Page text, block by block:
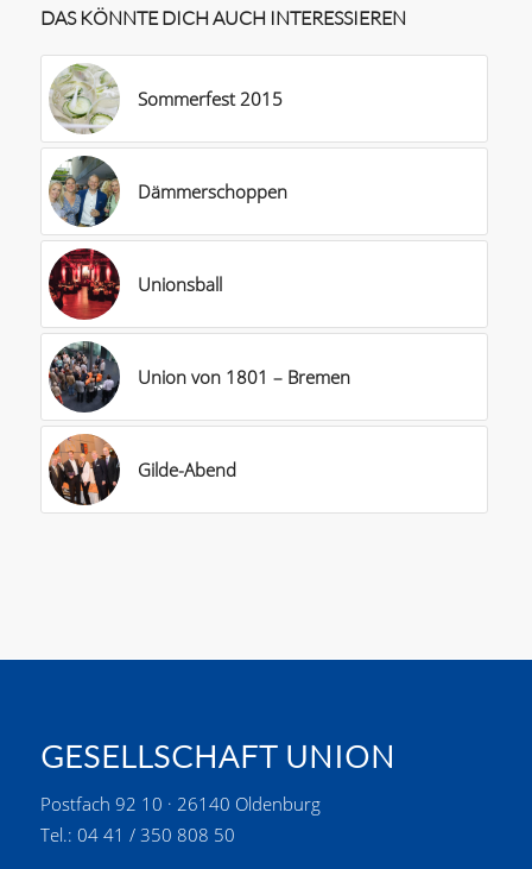
DAS KÖNNTE DICH AUCH INTERESSIEREN
Sommerfest 2015
Dämmerschoppen
Unionsball
Union von 1801 – Bremen
Gilde-Abend
GESELLSCHAFT UNION
Postfach 92 10 · 26140 Oldenburg
Tel.: 04 41 / 350 808 50